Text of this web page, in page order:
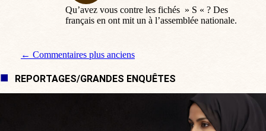
Qu’avez vous contre les fichés » S « ? Des
français en ont mit un à l’assemblée nationale.
Navigation de commentaire
← Commentaires plus anciens
REPORTAGES/GRANDES ENQUÊTES